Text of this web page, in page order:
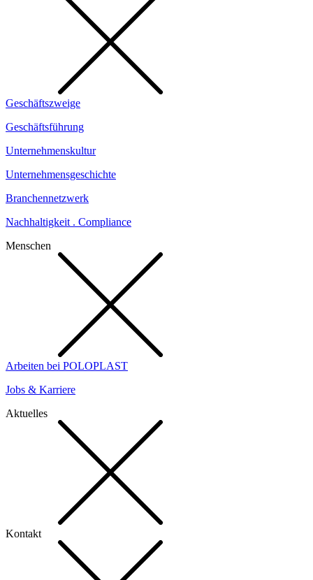
Geschäftszweige
Geschäftsführung
Unternehmenskultur
Unternehmensgeschichte
Branchennetzwerk
Nachhaltigkeit . Compliance
Menschen
Arbeiten bei POLOPLAST
Jobs & Karriere
Aktuelles
Kontakt